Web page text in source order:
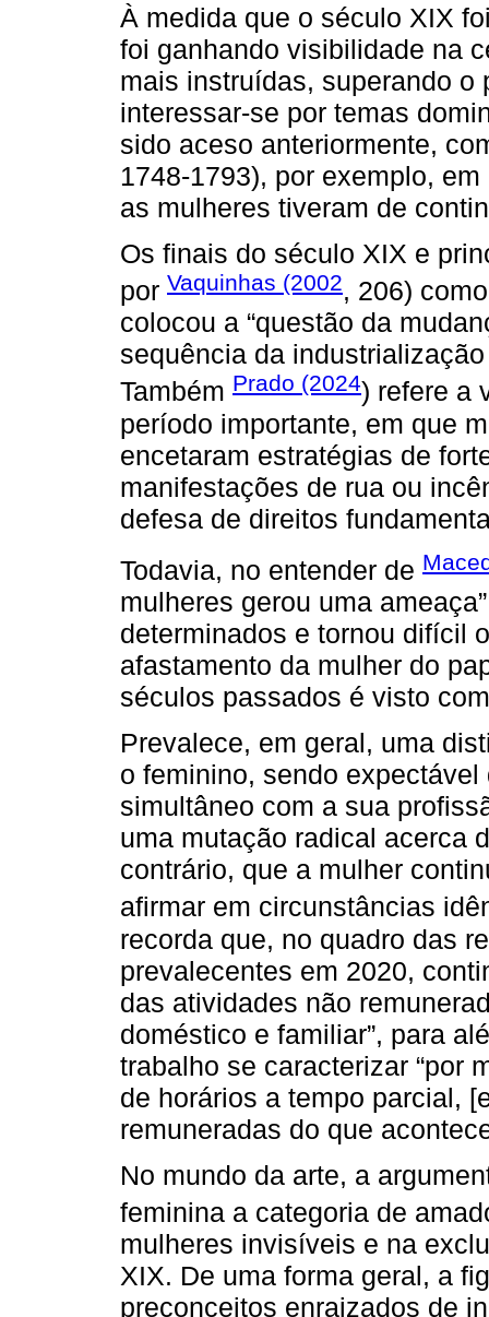
À medida que o século XIX
foi ganhando visibilidade na
mais instruídas, superando o
interessar-se por temas
sido aceso anteriormente,
1748-1793), por exemplo,
as mulheres tiveram de
Os finais do século XIX e
por Vaquinhas (2002, 206)
colocou a “questão da
sequência da
Também Prado (2024) refere a
período importante, em que
encetaram estratégias de
manifestações de rua ou
defesa de direitos
Todavia, no entender de
mulheres gerou uma
determinados e tornou difícil
afastamento da mulher do
séculos passados é visto
Prevalece, em geral, uma
o feminino, sendo
simultâneo com a sua
uma mutação radical acerca
contrário, que a mulher
afirmar em circunstâncias
recorda que, no quadro das
prevalecentes em 2020,
das atividades não
doméstico e familiar”, para
trabalho se caracterizar “por
de horários a tempo parcial,
remuneradas do que
No mundo da arte, a
feminina a categoria de
mulheres invisíveis e na
XIX. De uma forma geral, a
preconceitos enraizados de